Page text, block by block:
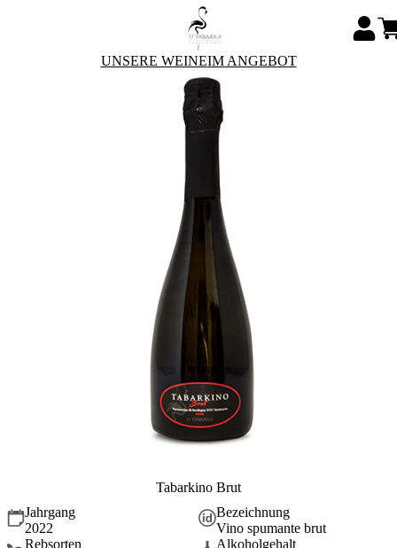
UNSERE WEINEIM ANGEBOT
Tabarkino Brut
Jahrgang
2022
Bezeichnung
Vino spumante brut
Rebsorten
Alkoholgehalt